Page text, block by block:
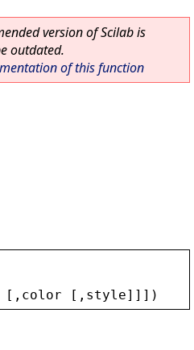
version of Scilab is
outdated.
of this function
[, color [, style]]])